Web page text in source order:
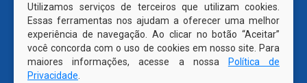
Utilizamos serviços de terceiros que utilizam cookies.
Essas ferramentas nos ajudam a oferecer uma melhor
experiência de navegação. Ao clicar no botão “Aceitar”
você concorda com o uso de cookies em nosso site. Para
maiores informações, acesse a nossa
Política de
Privacidade